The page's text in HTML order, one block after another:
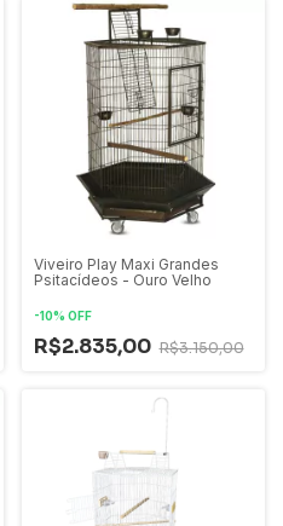
Viveiro Play Maxi Grandes
Psitacídeos - Ouro Velho
-10% OFF
R$2.835,00 R$3.150,00